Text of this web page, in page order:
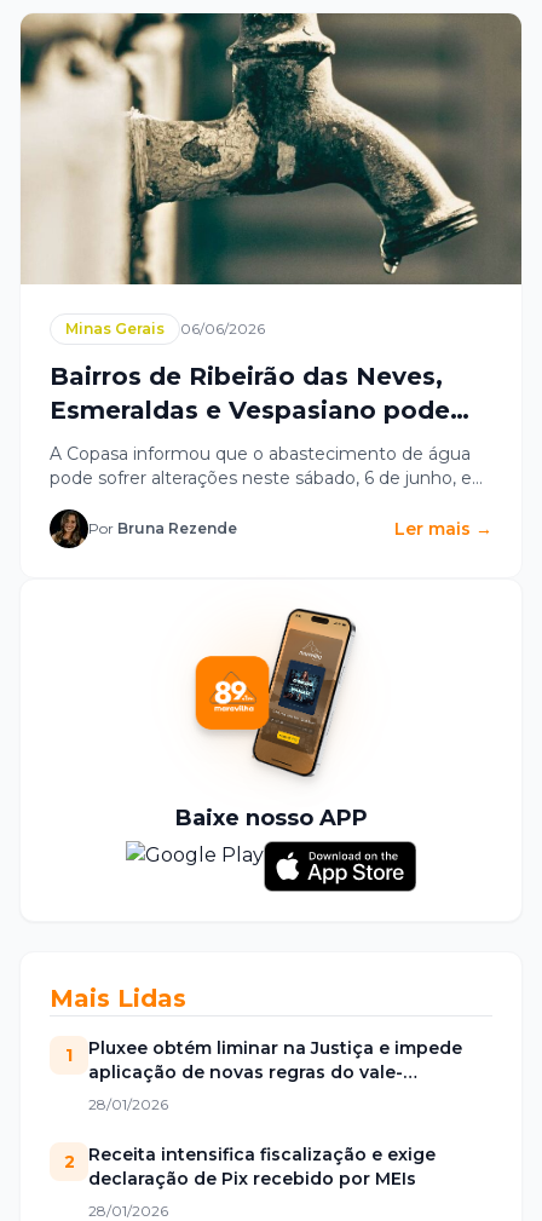
Minas Gerais 06/06/2026
Bairros de Ribeirão das Neves,
Esmeraldas e Vespasiano podem
sofrer com falta de água neste
sábado (6)
A Copasa informou que o abastecimento de água
pode sofrer alterações neste sábado, 6 de junho, em
Por Bruna Rezende Ler mais →
Baixe nosso APP
Mais Lidas
1
Pluxee obtém liminar na Justiça e impede
aplicação de novas regras do vale-
alimentação
28/01/2026
2
Receita intensifica fiscalização e exige
declaração de Pix recebido por MEIs
28/01/2026